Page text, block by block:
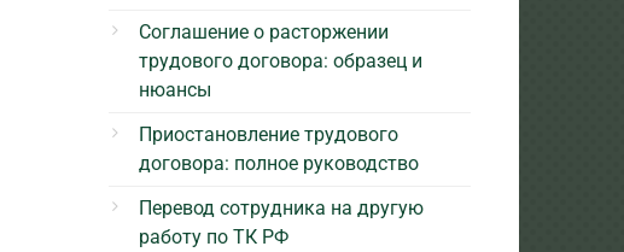
Соглашение о расторжении
трудового договора: образец и
нюансы
Приостановление трудового
договора: полное руководство
Перевод сотрудника на другую
работу по ТК РФ